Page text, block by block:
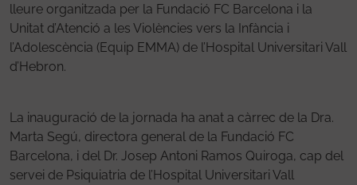
lleure organitzada per la Fundació FC Barcelona i la
Unitat d’Atenció a les Violències vers la Infància i
l’Adolescència (Equip EMMA) de l’Hospital Universitari Vall
d’Hebron.
La inauguració de la jornada ha anat a càrrec de la Dra.
Marta Segú, directora general de la Fundació FC
Barcelona, i del Dr. Josep Antoni Ramos Quiroga, cap del
servei de Psiquiatria de l’Hospital Universitari Vall